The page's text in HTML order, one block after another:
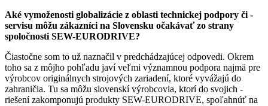
Aké vymoženosti globalizácie z oblasti technickej podpory či ­
servisu môžu zákazníci na Slovensku očakávať zo strany
spoločnosti SEW-EURODRIVE?
Čiastočne som to už naznačil v predchádzajúcej odpovedi. Okrem
toho sa z môjho pohľadu javí veľmi významnou podpora najmä pre
výrobcov originálnych strojových zariadení, ktoré vyvážajú do
zahraničia. Tu sa môžu slovenskí výrobcovia, ktorí do svojich ­
riešení zakomponujú produkty SEW-EURODRIVE, spoľahnúť na